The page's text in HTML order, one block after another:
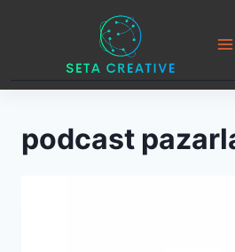
podcast